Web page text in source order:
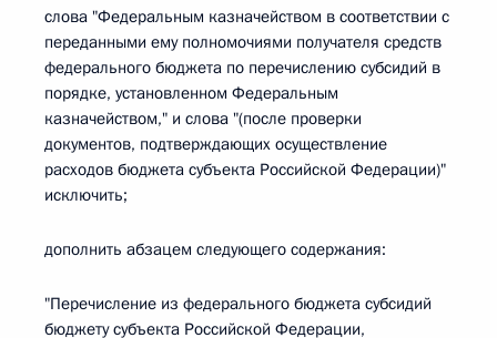
слова "Федеральным казначейством в соответствии с
переданными ему полномочиями получателя средств
федерального бюджета по перечислению субсидий в
порядке, установленном Федеральным
казначейством," и слова "(после проверки
документов, подтверждающих осуществление
расходов бюджета субъекта Российской Федерации)"
исключить;
дополнить абзацем следующего содержания:
"Перечисление из федерального бюджета субсидий
бюджету субъекта Российской Федерации,